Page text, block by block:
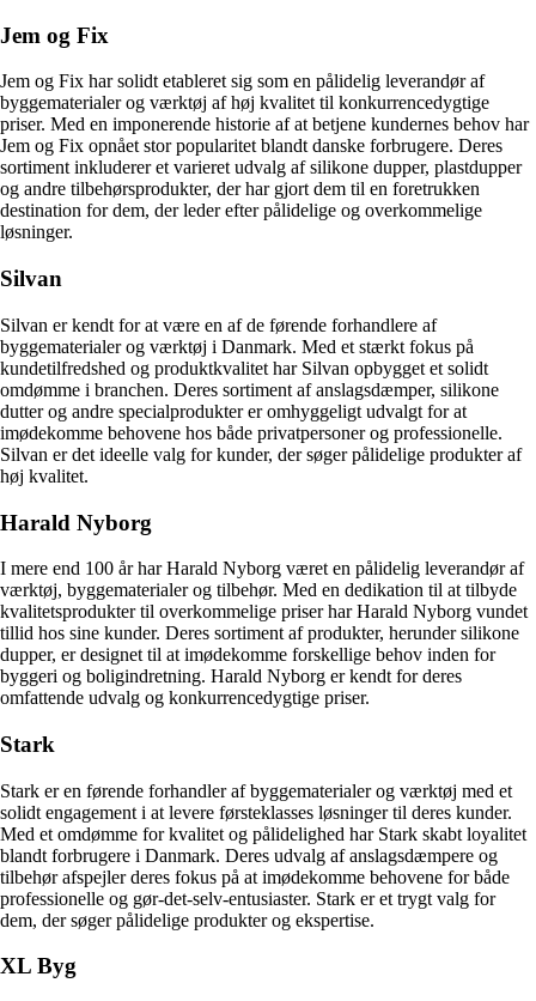
Jem og Fix
Jem og Fix har solidt etableret sig som en pålidelig leverandør af
byggematerialer og værktøj af høj kvalitet til konkurrencedygtige
priser. Med en imponerende historie af at betjene kundernes behov har
Jem og Fix opnået stor popularitet blandt danske forbrugere. Deres
sortiment inkluderer et varieret udvalg af silikone dupper, plastdupper
og andre tilbehørsprodukter, der har gjort dem til en foretrukken
destination for dem, der leder efter pålidelige og overkommelige
løsninger.
Silvan
Silvan er kendt for at være en af de førende forhandlere af
byggematerialer og værktøj i Danmark. Med et stærkt fokus på
kundetilfredshed og produktkvalitet har Silvan opbygget et solidt
omdømme i branchen. Deres sortiment af anslagsdæmper, silikone
dutter og andre specialprodukter er omhyggeligt udvalgt for at
imødekomme behovene hos både privatpersoner og professionelle.
Silvan er det ideelle valg for kunder, der søger pålidelige produkter af
høj kvalitet.
Harald Nyborg
I mere end 100 år har Harald Nyborg været en pålidelig leverandør af
værktøj, byggematerialer og tilbehør. Med en dedikation til at tilbyde
kvalitetsprodukter til overkommelige priser har Harald Nyborg vundet
tillid hos sine kunder. Deres sortiment af produkter, herunder silikone
dupper, er designet til at imødekomme forskellige behov inden for
byggeri og boligindretning. Harald Nyborg er kendt for deres
omfattende udvalg og konkurrencedygtige priser.
Stark
Stark er en førende forhandler af byggematerialer og værktøj med et
solidt engagement i at levere førsteklasses løsninger til deres kunder.
Med et omdømme for kvalitet og pålidelighed har Stark skabt loyalitet
blandt forbrugere i Danmark. Deres udvalg af anslagsdæmpere og
tilbehør afspejler deres fokus på at imødekomme behovene for både
professionelle og gør-det-selv-entusiaster. Stark er et trygt valg for
dem, der søger pålidelige produkter og ekspertise.
XL Byg